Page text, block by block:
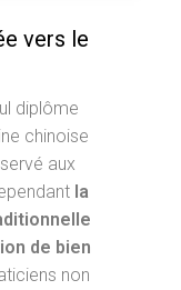
vers le
diplôme
chinoise
aux
la
de bien
non